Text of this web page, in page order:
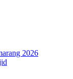
2026